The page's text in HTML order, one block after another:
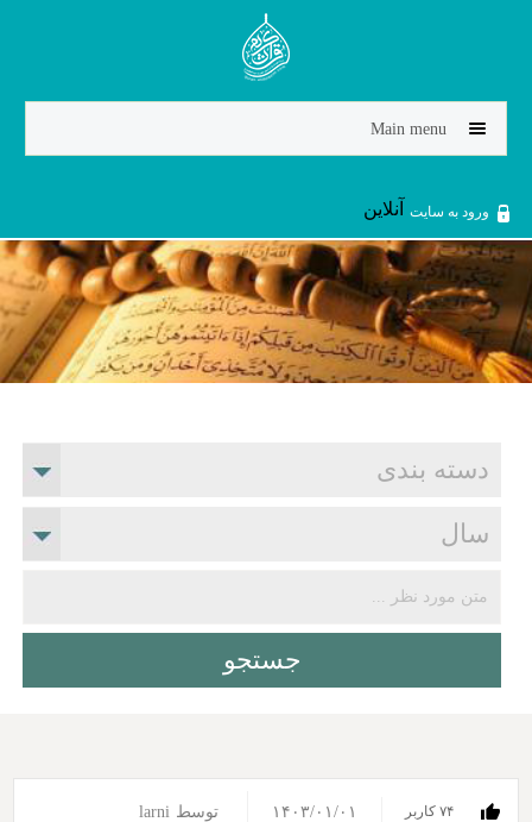
Jump to navigation
Main menu
ورود به سایت آنلاین
۷۴ کاربر
۱۴۰۳/۰۱/۰۱ توسط larni